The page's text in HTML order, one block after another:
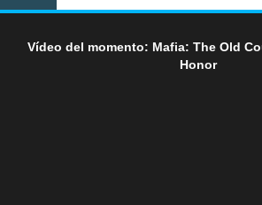
Vídeo del momento: Mafia: The Old
Honor